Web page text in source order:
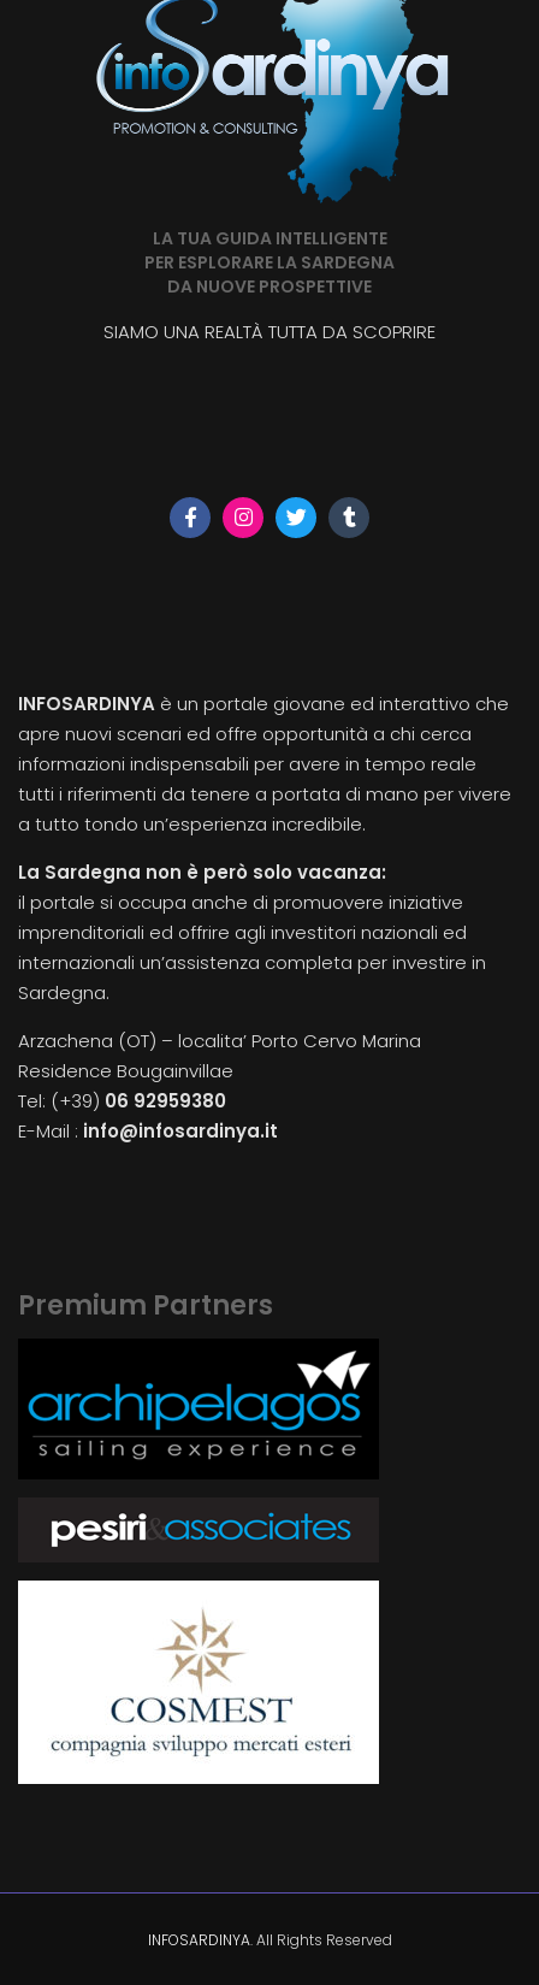
LA TUA GUIDA INTELLIGENTE
PER ESPLORARE LA SARDEGNA
DA NUOVE PROSPETTIVE
SIAMO UNA REALTÀ TUTTA DA SCOPRIRE
INFOSARDINYA è un portale giovane ed interattivo che
apre nuovi scenari ed offre opportunità a chi cerca
informazioni indispensabili per avere in tempo reale
tutti i riferimenti da tenere a portata di mano per vivere
a tutto tondo un’esperienza incredibile.
La Sardegna non è però solo vacanza:
il portale si occupa anche di promuovere iniziative
imprenditoriali ed offrire agli investitori nazionali ed
internazionali un’assistenza completa per investire in
Sardegna.
Arzachena (OT) – localita’ Porto Cervo Marina
Residence Bougainvillae
Tel: (+39) 06 92959380
E-Mail : info@infosardinya.it
Premium Partners
INFOSARDINYA. All Rights Reserved